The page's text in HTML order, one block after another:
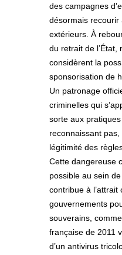
des campagnes
désormais recourir
extérieurs. À
du retrait de l’État,
considèrent la
sponsorisation de
Un patronage
criminelles qui
sorte aux
reconnaissant
légitimité des
Cette dangereuse
possible au sein
contribue à l’attrait
gouvernements
souverains,
française de 2011
d’un antivirus